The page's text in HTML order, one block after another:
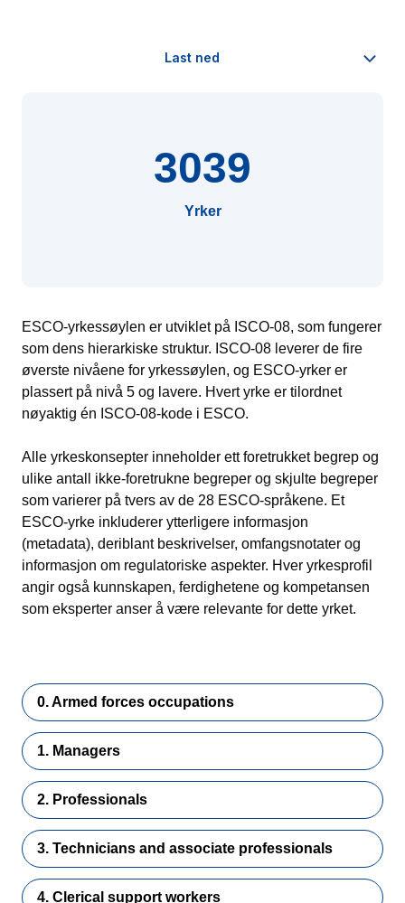
3039
Yrker
ESCO-yrkessøylen er utviklet på ISCO-08, som fungerer
som dens hierarkiske struktur. ISCO-08 leverer de fire
øverste nivåene for yrkessøylen, og ESCO-yrker er
plassert på nivå 5 og lavere. Hvert yrke er tilordnet
nøyaktig én ISCO-08-kode i ESCO.
Alle yrkeskonsepter inneholder ett foretrukket begrep og
ulike antall ikke-foretrukne begreper og skjulte begreper
som varierer på tvers av de 28 ESCO-språkene. Et
ESCO-yrke inkluderer ytterligere informasjon
(metadata), deriblant beskrivelser, omfangsnotater og
informasjon om regulatoriske aspekter. Hver yrkesprofil
angir også kunnskapen, ferdighetene og kompetansen
som eksperter anser å være relevante for dette yrket.
0. Armed forces occupations
1. Managers
2. Professionals
3. Technicians and associate professionals
4. Clerical support workers